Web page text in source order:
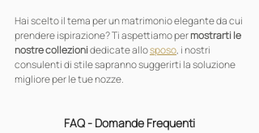
Hai scelto il tema per un matrimonio elegante da cui
prendere ispirazione? Ti aspettiamo per mostrarti le
nostre collezioni dedicate allo sposo, i nostri
consulenti di stile sapranno suggerirti la soluzione
migliore per le tue nozze.
FAQ - Domande Frequenti